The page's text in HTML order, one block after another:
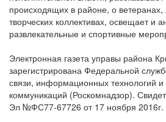
происходящих в районе, о
творческих коллективах, освещает и
развлекательные и спортивные
Электронная газета управы района
зарегистрирована Федеральной
связи, информационных технологий
коммуникаций (Роскомнадзор).
Эл №ФС77-67726 от 17 ноября 2016г.